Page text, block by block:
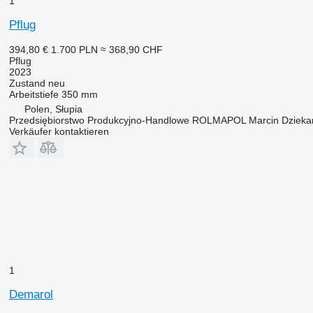
Pflug
394,80 € 1.700 PLN ≈ 368,90 CHF
Pflug
2023
Zustand neu
Arbeitstiefe 350 mm
Polen, Słupia
Przedsiębiorstwo Produkcyjno-Handlowe ROLMAPOL Marcin
Verkäufer kontaktieren
1
Demarol